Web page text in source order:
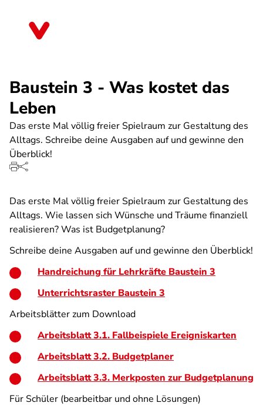
Baustein 3 - Was kostet das
Leben
Das erste Mal völlig freier Spielraum zur Gestaltung des
Alltags. Schreibe deine Ausgaben auf und gewinne den
Überblick!
Das erste Mal völlig freier Spielraum zur Gestaltung des
Alltags. Wie lassen sich Wünsche und Träume finanziell
realisieren? Was ist Budgetplanung?
Schreibe deine Ausgaben auf und gewinne den Überblick!
Handreichung für Lehrkräfte Baustein 3
Unterrichtsraster Baustein 3
Arbeitsblätter zum Download
Arbeitsblatt 3.1. Fallbeispiele Ereigniskarten
Arbeitsblatt 3.2. Budgetplaner
Arbeitsblatt 3.3. Merkposten zur Budgetplanung
Für Schüler (bearbeitbar und ohne Lösungen)